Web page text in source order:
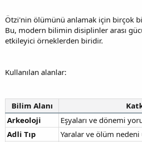
Ötzi'nin ölümünü anlamak için birçok
Bu, modern bilimin disiplinler arası
etkileyici örneklerden biridir.
Kullanılan alanlar:
Bilim Alanı
Arkeoloji
Eşyaları ve dönemi
Adli Tıp
Yaralar ve ölüm nedeni